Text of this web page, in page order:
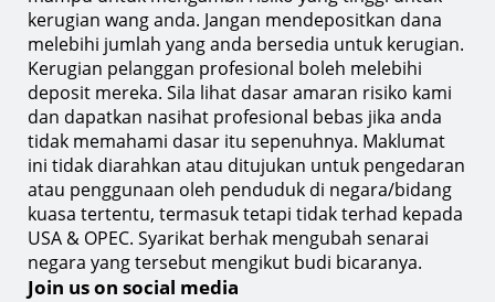
kerugian wang anda. Jangan mendepositkan dana
melebihi jumlah yang anda bersedia untuk kerugian.
Kerugian pelanggan profesional boleh melebihi
deposit mereka. Sila lihat dasar amaran risiko kami
dan dapatkan nasihat profesional bebas jika anda
tidak memahami dasar itu sepenuhnya. Maklumat
ini tidak diarahkan atau ditujukan untuk pengedaran
atau penggunaan oleh penduduk di negara/bidang
kuasa tertentu, termasuk tetapi tidak terhad kepada
USA & OPEC. Syarikat berhak mengubah senarai
negara yang tersebut mengikut budi bicaranya.
Join us on social media